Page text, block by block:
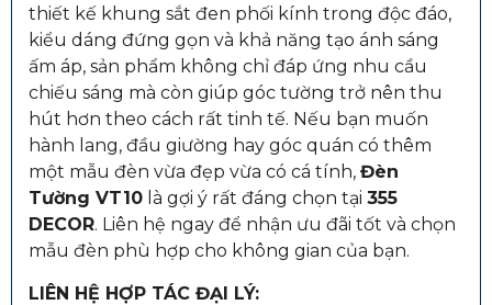
thiết kế khung sắt đen phối kính trong độc đáo,
kiểu dáng đứng gọn và khả năng tạo ánh sáng
ấm áp, sản phẩm không chỉ đáp ứng nhu cầu
chiếu sáng mà còn giúp góc tường trở nên thu
hút hơn theo cách rất tinh tế. Nếu bạn muốn
hành lang, đầu giường hay góc quán có thêm
một mẫu đèn vừa đẹp vừa có cá tính, Đèn
Tường VT10 là gợi ý rất đáng chọn tại 355
DECOR. Liên hệ ngay để nhận ưu đãi tốt và chọn
mẫu đèn phù hợp cho không gian của bạn.
LIÊN HỆ HỢP TÁC ĐẠI LÝ: